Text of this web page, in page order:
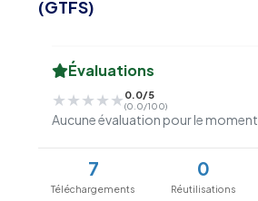
(GTFS)
Évaluations
★★★★★
★★★★★ 0.0/5
(0.0/100)
Aucune évaluation pour le moment
7
Téléchargements
0
Réutilisations